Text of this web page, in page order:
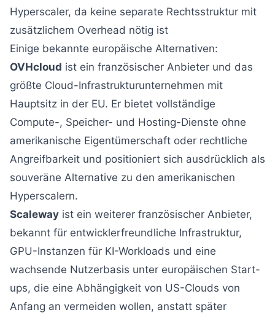
Hyperscaler, da keine separate Rechtsstruktur mit
zusätzlichem Overhead nötig ist
Einige bekannte europäische Alternativen:
OVHcloud ist ein französischer Anbieter und das
größte Cloud-Infrastrukturunternehmen mit
Hauptsitz in der EU. Er bietet vollständige
Compute-, Speicher- und Hosting-Dienste ohne
amerikanische Eigentümerschaft oder rechtliche
Angreifbarkeit und positioniert sich ausdrücklich als
souveräne Alternative zu den amerikanischen
Hyperscalern.
Scaleway ist ein weiterer französischer Anbieter,
bekannt für entwicklerfreundliche Infrastruktur,
GPU-Instanzen für KI-Workloads und eine
wachsende Nutzerbasis unter europäischen Start-
ups, die eine Abhängigkeit von US-Clouds von
Anfang an vermeiden wollen, anstatt später